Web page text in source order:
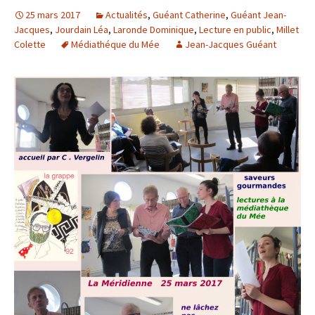
25 mars 2017 Actualités, Guéant Catherine, Guéant Jean-
Jacques, Jourdain Léa, Laronde Dominique, Lecture en public, Millet
Colette
Médiathéque du Mée Jean-Jacques Guéant